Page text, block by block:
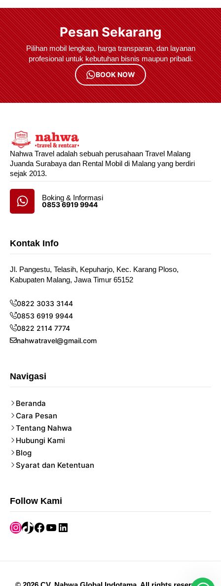
Pesan Sekarang
Pilihan mobil lengkap, harga transparan, dan layanan
profesional untuk kebutuhan bisnis maupun pribadi.
BOOK NOW
Nahwa Travel adalah sebuah perusahaan Travel Malang
Juanda Surabaya dan Rental Mobil di Malang yang berdiri
sejak 2013.
Boking & Informasi
0853 6919 9944
Kontak Info
Jl. Pangestu, Telasih, Kepuharjo, Kec. Karang Ploso,
Kabupaten Malang, Jawa Timur 65152
0822 3033 3144
0853 6919 9944
0822 2114 7774
nahwatravel@gmail.com
Navigasi
Beranda
Cara Pesan
Tentang Nahwa
Hubungi Kami
Blog
Syarat dan Ketentuan
Follow Kami
Instagram
TikTok
Facebook
YouTube
LinkedIn